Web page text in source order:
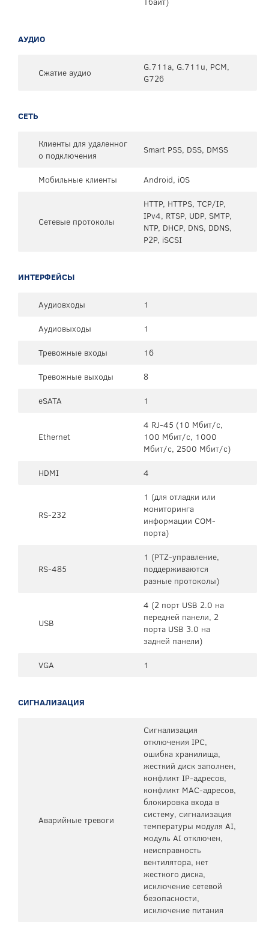
АУДИО
Сжатие аудио
G.711a, G.711u, PCM,
G726
СЕТЬ
Клиенты для удаленног
о подключения
Smart PSS, DSS, DMSS
Мобильные клиенты Android, iOS
Сетевые протоколы
HTTP, HTTPS, TCP/IP,
IPv4, RTSP, UDP, SMTP,
NTP, DHCP, DNS, DDNS,
P2P, iSCSI
ИНТЕРФЕЙСЫ
Аудиовходы
1
Аудиовыходы
1
Тревожные входы
16
Тревожные выходы
8
eSATA
1
Ethernet
4 RJ-45 (10 Мбит/с,
100 Мбит/с, 1000
Мбит/с, 2500 Мбит/с)
HDMI
4
RS-232
1 (для отладки или
мониторинга
информации COM-
порта)
RS-485
1 (PTZ-управление,
поддерживаются
разные протоколы)
USB
4 (2 порт USB 2.0 на
передней панели, 2
порта USB 3.0 на
задней панели)
VGA
1
СИГНАЛИЗАЦИЯ
Аварийные тревоги
Сигнализация
отключения IPC,
ошибка хранилища,
жесткий диск заполнен,
конфликт IP-адресов,
конфликт MAC-адресов,
блокировка входа в
систему, сигнализация
температуры модуля AI,
модуль AI отключен,
неисправность
вентилятора, нет
жесткого диска,
исключение сетевой
безопасности,
исключение питания